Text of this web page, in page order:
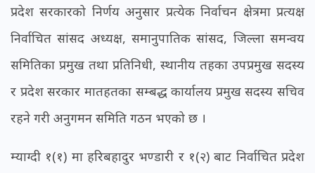
प्रदेश सरकारको निर्णय अनुसार प्रत्येक निर्वाचन क्षेत्रमा प्रत्यक्ष
निर्वाचित सांसद अध्यक्ष, समानुपातिक सांसद, जिल्ला समन्वय
समितिका प्रमुख तथा प्रतिनिधी, स्थानीय तहका उपप्रमुख सदस्य
र प्रदेश सरकार मातहतका सम्बद्ध कार्यालय प्रमुख सदस्य सचिव
रहने गरी अनुगमन समिति गठन भएको छ ।
म्याग्दी १(१) मा हरिबहादुर भण्डारी र १(२) बाट निर्वाचित प्रदेश